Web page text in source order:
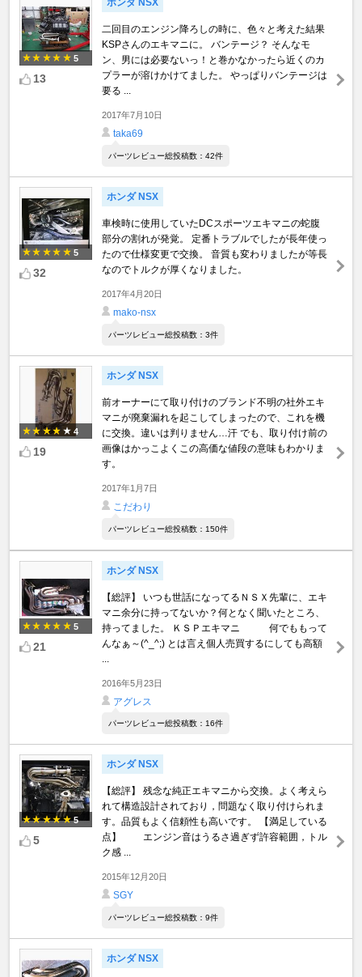
5
13
ホンダ NSX
二回目のエンジン降ろしの時に、色々と考えた結果
KSPさんのエキマニに。 バンテージ？ そんなモ
ン、男には必要ないっ！と巻かなかったら近くのカ
プラーが溶けかけてました。 やっぱりバンテージは
要る ...
2017年7月10日
taka69
パーツレビュー総投稿数：42件
5
32
ホンダ NSX
車検時に使用していたDCスポーツエキマニの蛇腹
部分の割れが発覚。 定番トラブルでしたが長年使っ
たので仕様変更で交換。 音質も変わりましたが等長
なのでトルクが厚くなりました。
2017年4月20日
mako-nsx
パーツレビュー総投稿数：3件
4
19
ホンダ NSX
前オーナーにて取り付けのブランド不明の社外エキ
マニが廃棄漏れを起こしてしまったので、これを機
に交換。違いは判りません…汗 でも、取り付け前の
画像はかっこよくこの高価な値段の意味もわかりま
す。
2017年1月7日
こだわり
パーツレビュー総投稿数：150件
5
21
ホンダ NSX
【総評】 いつも世話になってるＮＳＸ先輩に、エキ
マニ余分に持ってないか？何となく聞いたところ、
持ってました。 ＫＳＰエキマニ 何でももって
んなぁ～(^_^;) とは言え個人売買するにしても高額
2016年5月23日
アグレス
パーツレビュー総投稿数：16件
5
5
ホンダ NSX
【総評】 残念な純正エキマニから交換。よく考えら
れて構造設計されており，問題なく取り付けられま
す。品質もよく信頼性も高いです。 【満足している
点】 エンジン音はうるさ過ぎず許容範囲，トル
ク感 ...
2015年12月20日
SGY
パーツレビュー総投稿数：9件
ホンダ NSX